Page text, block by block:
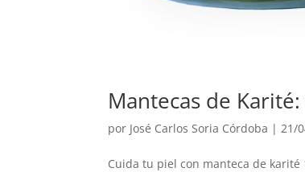
Mantecas de
por José Carlos Soria Córdoba | 21/
Cuida tu piel con manteca de karité